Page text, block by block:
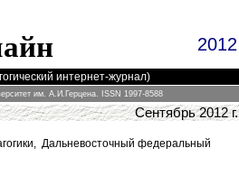
2012
интернет-журнал)
им. А.И.Герцена. ISSN 1997-8588
Сентябрь2012 г.
Дальневосточный федеральный